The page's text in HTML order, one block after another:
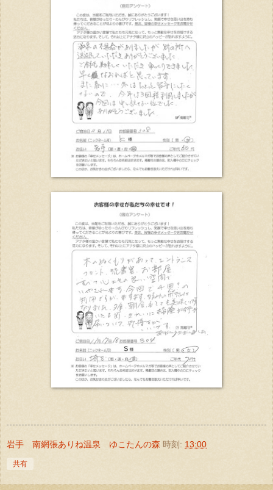
岩手 南網張ありね温泉 ゆこたんの森 時刻: 13:00
共有